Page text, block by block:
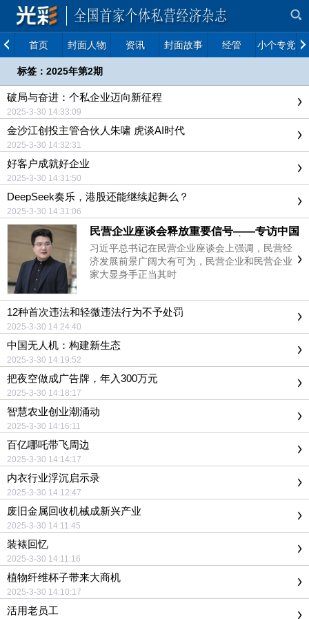
首页 封面人物 资讯 封面故事 经管 小个专党建
标签：2025年第2期
破局与奋进：个私企业迈向新征程
2025-3-30 14:33:09
金沙江创投主管合伙人朱啸 虎谈AI时代
2025-3-30 14:32:31
好客户成就好企业
2025-3-30 14:31:50
DeepSeek奏乐，港股还能继续起舞么？
2025-3-30 14:31:06
民营企业座谈会释放重要信号——专访中国
信息协会常务理事、国研新经济研究院创始
院长朱克力
习近平总书记在民营企业座谈会上强调，民营经
济发展前景广阔大有可为，民营企业和民营企业
家大显身手正当其时
12种首次违法和轻微违法行为不予处罚
2025-3-30 14:24:40
中国无人机：构建新生态
2025-3-30 14:19:52
把夜空做成广告牌，年入300万元
2025-3-30 14:18:17
智慧农业创业潮涌动
2025-3-30 14:16:11
百亿哪吒带飞周边
2025-3-30 14:14:17
内衣行业浮沉启示录
2025-3-30 14:12:47
废旧金属回收机械成新兴产业
2025-3-30 14:11:45
装裱回忆
2025-3-30 14:11:16
植物纤维杯子带来大商机
2025-3-30 14:10:17
活用老员工